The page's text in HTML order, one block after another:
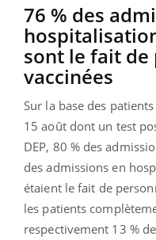
76 % des
sont le fait de
vaccinées
Sur la base des
15 août dont un test
DEP, 80 % des
des admissions en
étaient le fait de
les patients
respectivement 13 %